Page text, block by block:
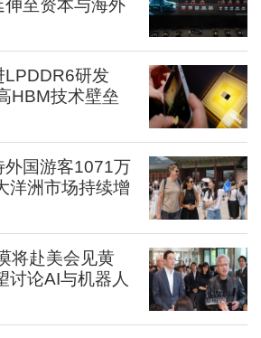
至资本与海外
LPDDR6研发
HBM技术壁垒
外国游客1071万
洋洲市场持续增
将赴美会见黄
讨论AI与机器人